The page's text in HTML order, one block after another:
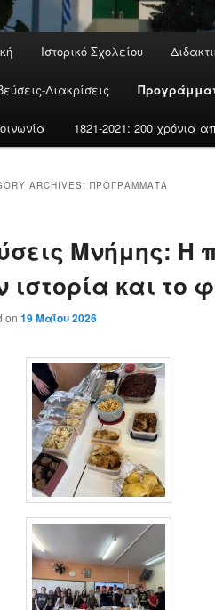
Ιστορικό Σχολείου
Διακρίσεις
1821-2021: 200 χρόνια
ARCHIVES: ΠΡΟΓΡΆΜΜΑΤΑ
Μνήμης: Η
ιστορία και το
on 19 Μαΐου 2026